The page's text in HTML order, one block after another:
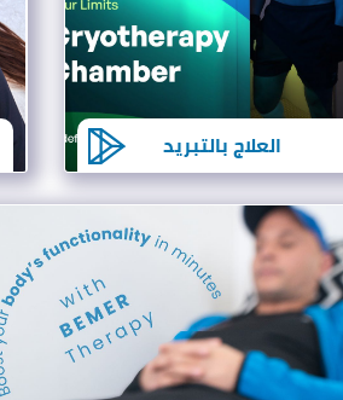
العلاج بالتبريد